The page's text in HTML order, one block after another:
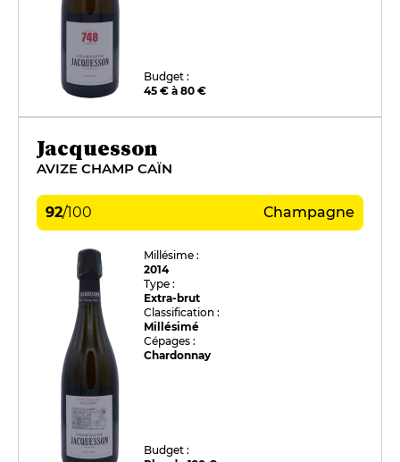
Budget :
45 € à 80 €
Jacquesson
AVIZE CHAMP CAÏN
92/100 Champagne
Millésime :
2014
Type :
Extra-brut
Classification :
Millésimé
Cépages :
Chardonnay
Budget :